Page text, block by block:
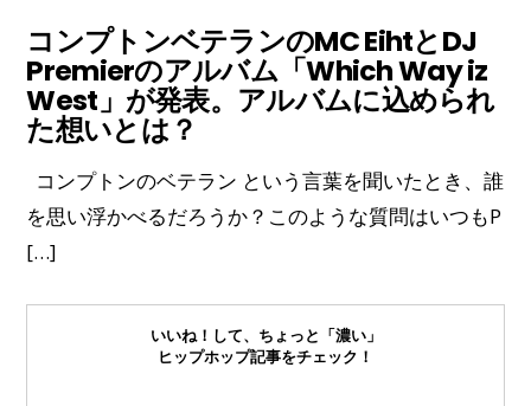
コンプトンベテランのMC EihtとDJ
Premierのアルバム「Which Way iz
West」が発表。アルバムに込められ
た想いとは？
コンプトンのベテラン という言葉を聞いたとき、誰
を思い浮かべるだろうか？このような質問はいつもP
[…]
いいね！して、ちょっと「濃い」
ヒップホップ記事をチェック！